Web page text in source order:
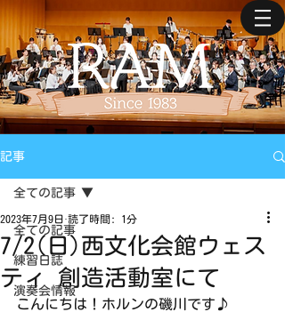
記事
全ての記事
練習日誌
演奏会情報
全ての記事
7/2(日)西文化会館ウェス
ティ 創造活動室にて
2023年7月9日 読了時間: 1分
こんにちは！ホルンの磯川です♪